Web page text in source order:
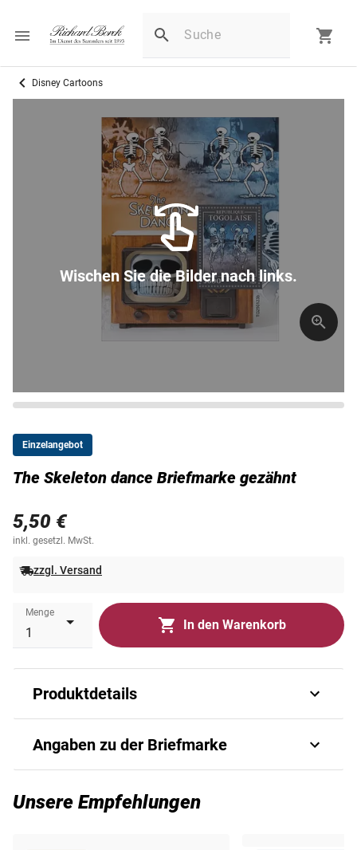
Disney Cartoons
Wischen Sie die Bilder nach links.
Einzelangebot
The Skeleton dance Briefmarke gezähnt
5,50 €
inkl. gesetzl. MwSt.
zzgl. Versand
Menge
In den Warenkorb
Produktdetails
Angaben zu der Briefmarke
Unsere Empfehlungen